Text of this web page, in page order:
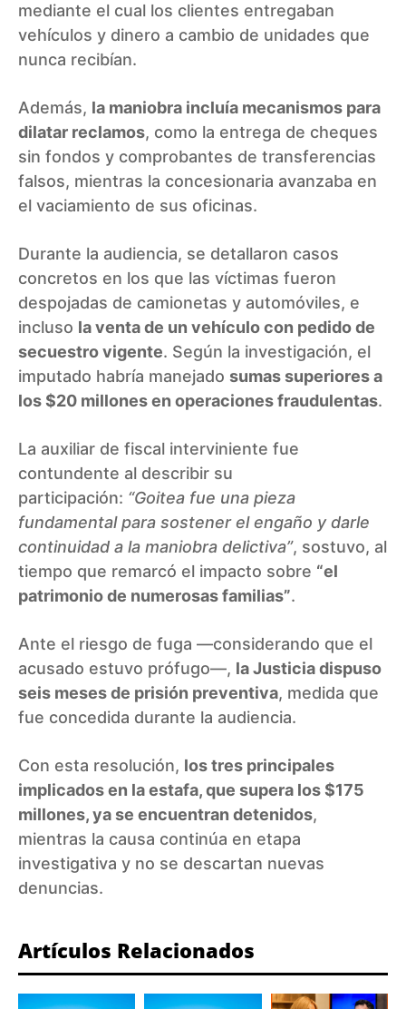
mediante el cual los clientes entregaban
vehículos y dinero a cambio de unidades que
nunca recibían.
Además, la maniobra incluía mecanismos para
dilatar reclamos, como la entrega de cheques
sin fondos y comprobantes de transferencias
falsos, mientras la concesionaria avanzaba en
el vaciamiento de sus oficinas.
Durante la audiencia, se detallaron casos
concretos en los que las víctimas fueron
despojadas de camionetas y automóviles, e
incluso la venta de un vehículo con pedido de
secuestro vigente. Según la investigación, el
imputado habría manejado sumas superiores a
los $20 millones en operaciones fraudulentas.
La auxiliar de fiscal interviniente fue
contundente al describir su
participación: “Goitea fue una pieza
fundamental para sostener el engaño y darle
continuidad a la maniobra delictiva”, sostuvo, al
tiempo que remarcó el impacto sobre “el
patrimonio de numerosas familias”.
Ante el riesgo de fuga —considerando que el
acusado estuvo prófugo—, la Justicia dispuso
seis meses de prisión preventiva, medida que
fue concedida durante la audiencia.
Con esta resolución, los tres principales
implicados en la estafa, que supera los $175
millones, ya se encuentran detenidos,
mientras la causa continúa en etapa
investigativa y no se descartan nuevas
denuncias.
Artículos Relacionados